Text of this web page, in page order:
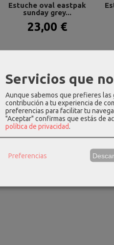
Estuche oval eastpak
sunday grey...
23,00 €
Servicios que
Aunque sabemos que prefieres
contribución a tu experiencia de
preferencias para facilitar tu
"Aceptar" confirmas que estás de
política de privacidad.
Preferencias